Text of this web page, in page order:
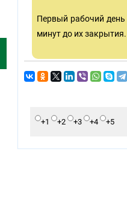
Первый рабочий
минут до их закрытия.
+1 +2 +3 +4 +5